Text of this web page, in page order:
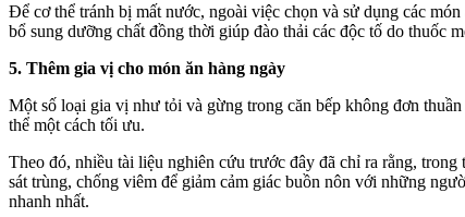
Để cơ thể tránh bị mất nước, ngoài việc chọn và sử dụng các
bổ sung dưỡng chất đồng thời giúp đào thải các độc tố do thuốc
5. Thêm gia vị cho món ăn hàng ngày
Một số loại gia vị như tỏi và gừng trong căn bếp không đơn
thể một cách tối ưu.
Theo đó, nhiều tài liệu nghiên cứu trước đây đã chỉ ra rằng,
sát trùng, chống viêm để giảm cảm giác buồn nôn với những
nhanh nhất.